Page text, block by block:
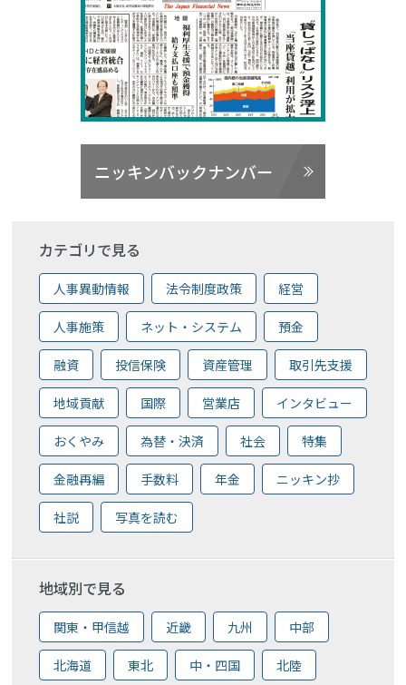
ニッキンバックナンバー
カテゴリで見る
人事異動情報 法令制度政策 経営
人事施策 ネット・システム 預金
融資 投信保険 資産管理 取引先支援
地域貢献 国際 営業店 インタビュー
おくやみ 為替・決済 社会 特集
金融再編 手数料 年金 ニッキン抄
社説 写真を読む
地域別で見る
関東・甲信越 近畿 九州 中部
北海道 東北 中・四国 北陸